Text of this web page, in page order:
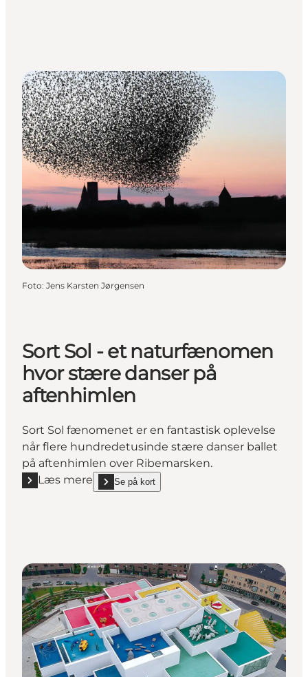
Foto: Jens Karsten Jørgensen
Sort Sol - et naturfænomen
hvor stære danser på
aftenhimlen
Sort Sol fænomenet er en fantastisk oplevelse
når flere hundredetusinde stære danser ballet
på aftenhimlen over Ribemarsken.
Læs mere
Læs mere "Sort Sol - et naturfænomen hvor stære
Se på kort
show Sort Sol - et naturfænomen hvor stære